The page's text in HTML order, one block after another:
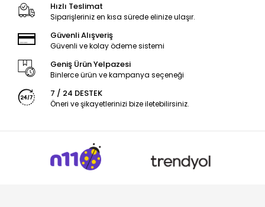
Hızlı Teslimat
Siparişleriniz en kısa sürede elinize ulaşır.
Güvenli Alışveriş
Güvenli ve kolay ödeme sistemi
Geniş Ürün Yelpazesi
Binlerce ürün ve kampanya seçeneği
7 / 24 DESTEK
Öneri ve şikayetlerinizi bize iletebilirsiniz.